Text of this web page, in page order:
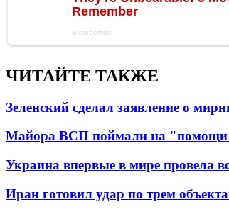
ЧИТАЙТЕ ТАКЖЕ
Зеленский сделал заявление о
Майора ВСП поймали на
Украина впервые в мире провела
Иран готовил удар по трем